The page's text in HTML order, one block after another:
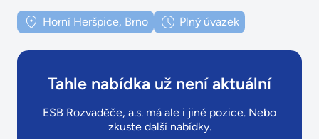
Horní Heršpice, Brno Plný úvazek
Tahle nabídka už není aktuální
ESB Rozvaděče, a.s. má ale i jiné pozice. Nebo
zkuste další nabídky.